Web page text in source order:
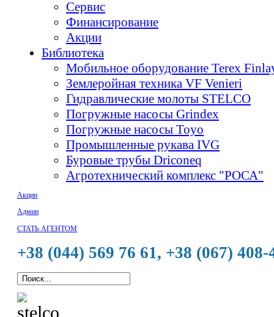
Сервис
Финансирование
Акции
Библиотека
Мобильное оборудование Terex
Землеройная техника VF Venieri
Гидравлические молоты STELCO
Погружные насосы Grindex
Погружные насосы Toyo
Промышленные рукава IVG
Буровые трубы Driconeq
Агротехнический комплекс "РОСА"
Акции
Админ
СТАТЬ АГЕНТОМ
+38 (044) 569 76 61, +38 (067) 408-